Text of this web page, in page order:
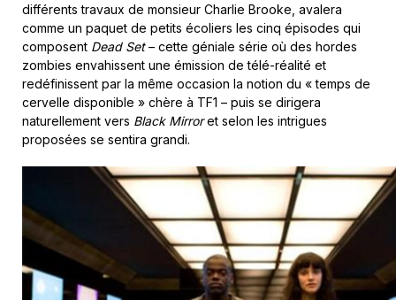
différents travaux de monsieur Charlie Brooke, avalera
comme un paquet de petits écoliers les cinq épisodes qui
composent Dead Set– cette géniale série où des hordes
zombies envahissent une émission de télé-réalité et
redéfinissent par la même occasion la notion du « temps de
cervelle disponible » chère à TF1 – puis se dirigera
naturellement vers Black Mirroret selon les intrigues
proposées se sentira grandi.